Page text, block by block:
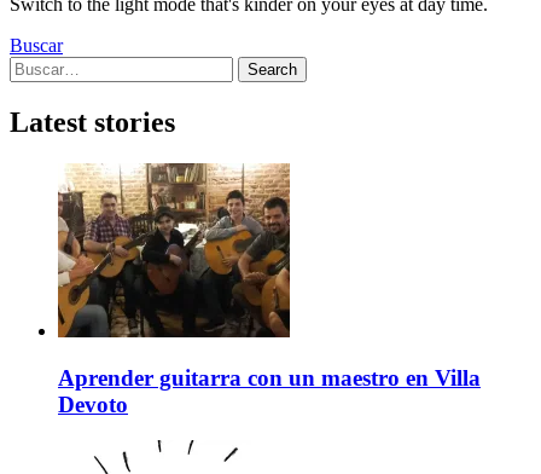
Switch to the light mode that's kinder on your eyes at day time.
Buscar
Search
for:
Search
Latest stories
Aprender guitarra con un maestro en Villa
Devoto